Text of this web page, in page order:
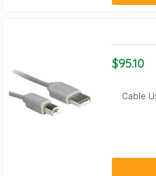
$95.10
Cable